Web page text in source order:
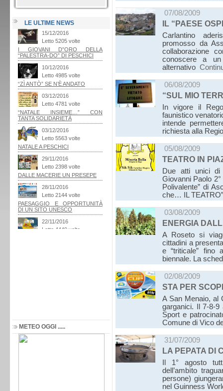
LE ULTIME NEWS
METEO OGGI .....
07/08/2009
IL “PAESE
Carlantino
promosso da
collaborazione
conoscere a
alternativo
06/08/2009
“SUL MIO
In vigore il
faunistico
intende
richiesta alla
05/08/2009
TEATRO IN
Due atti unici di
Giovanni Paolo
Polivalente” di
che… IL
03/08/2009
ENERGIA
A Roseto si
cittadini a
e “triticale”
biennale. La
02/08/2009
STA PER
A San Menaio, al
garganici. Il 7-8-9
Sport e
Comune di Vico
31/07/2009
LA PEPATA DI
Il 1° agosto
dell’ambìto
persone)
nel Guinness